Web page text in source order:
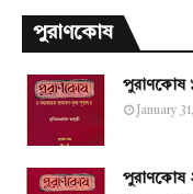
পুরাণকোষ
পুরাণকোষ
January
পুরাণকোষ